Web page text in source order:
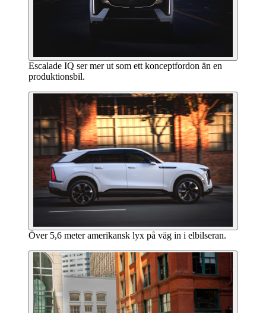
Escalade IQ ser mer ut som ett konceptfordon än en
produktionsbil.
Över 5,6 meter amerikansk lyx på väg in i elbilseran.